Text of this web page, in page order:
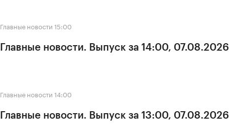
Главные новости 15:00
Главные новости. Выпуск за 14:00, 07.08.2026
Главные новости 14:00
Главные новости. Выпуск за 13:00, 07.08.2026